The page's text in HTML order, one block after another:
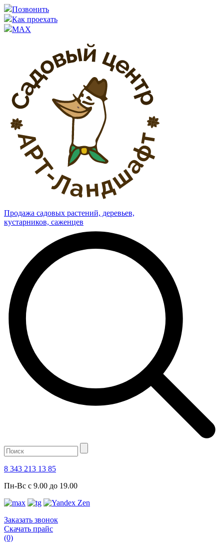
Позвонить
Как проехать
MAX
Продажа садовых растений, деревьев,
кустарников, саженцев
8 343 213 13 85
Пн-Вс с 9.00 до 19.00
Заказать звонок
Скачать прайс
(0)